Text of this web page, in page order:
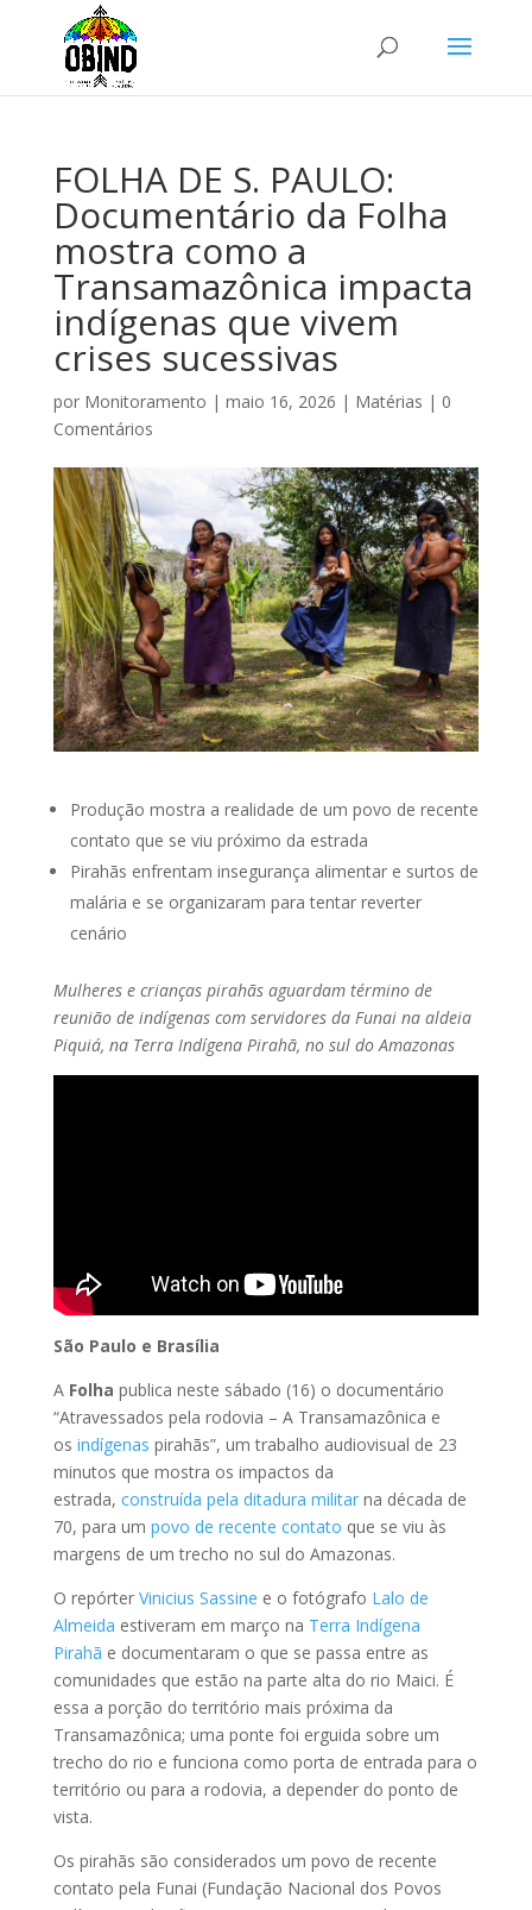
FOLHA DE S. PAULO:
Documentário da Folha
mostra como a
Transamazônica impacta
indígenas que vivem
crises sucessivas
por Monitoramento | maio 16, 2026 | Matérias | 0
Comentários
Produção mostra a realidade de um povo de recente
contato que se viu próximo da estrada
Pirahãs enfrentam insegurança alimentar e surtos de
malária e se organizaram para tentar reverter
cenário
Mulheres e crianças pirahãs aguardam término de
reunião de indígenas com servidores da Funai na aldeia
Piquiá, na Terra Indígena Pirahã, no sul do Amazonas
São Paulo e Brasília
A Folha publica neste sábado (16) o documentário
“Atravessados pela rodovia – A Transamazônica e
os indígenas pirahãs”, um trabalho audiovisual de 23
minutos que mostra os impactos da
estrada, construída pela ditadura militarna década de
70, para um povo de recente contato que se viu às
margens de um trecho no sul do Amazonas.
O repórter Vinicius Sassine e o fotógrafo Lalo de
Almeida estiveram em março na Terra Indígena
Pirahã e documentaram o que se passa entre as
comunidades que estão na parte alta do rio Maici. É
essa a porção do território mais próxima da
Transamazônica; uma ponte foi erguida sobre um
trecho do rio e funciona como porta de entrada para o
território ou para a rodovia, a depender do ponto de
vista.
Os pirahãs são considerados um povo de recente
contato pela Funai (Fundação Nacional dos Povos